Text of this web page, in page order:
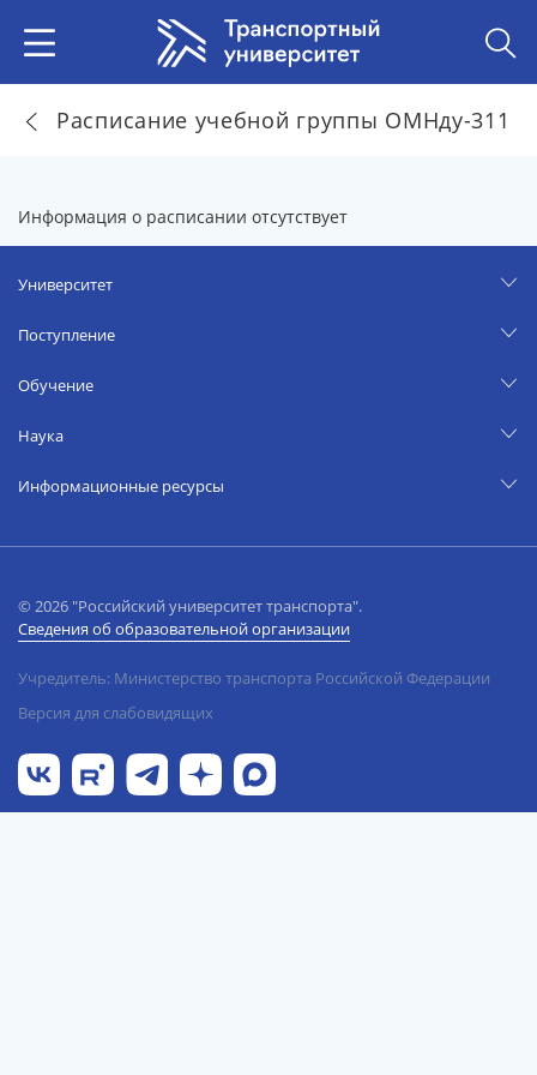
Расписание учебной группы ОМНду-311
Информация о расписании отсутствует
Университет
Поступление
Обучение
Наука
Информационные ресурсы
© 2026 "Российский университет транспорта".
Сведения об образовательной организации
Учредитель: Министерство транспорта Российской Федерации
Версия для слабовидящих